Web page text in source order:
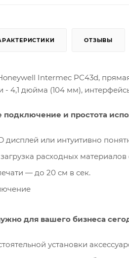
ОТЗЫВЫ
Intermec PC43d,
- 4,1 дюйма (104 мм),
подключение и простота
дисплей или интуитивно
расходных
— до 20 см в сек.
для вашего бизнеса
установки